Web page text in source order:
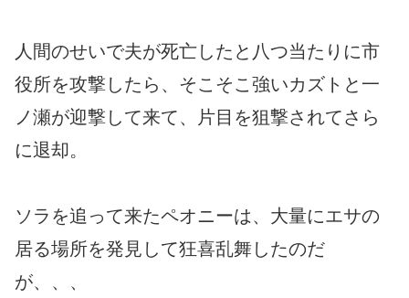
人間のせいで夫が死亡したと八つ当たりに市
役所を攻撃したら、そこそこ強いカズトと一
ノ瀬が迎撃して来て、片目を狙撃されてさら
に退却。
ソラを追って来たペオニーは、大量にエサの
居る場所を発見して狂喜乱舞したのだ
が、、、